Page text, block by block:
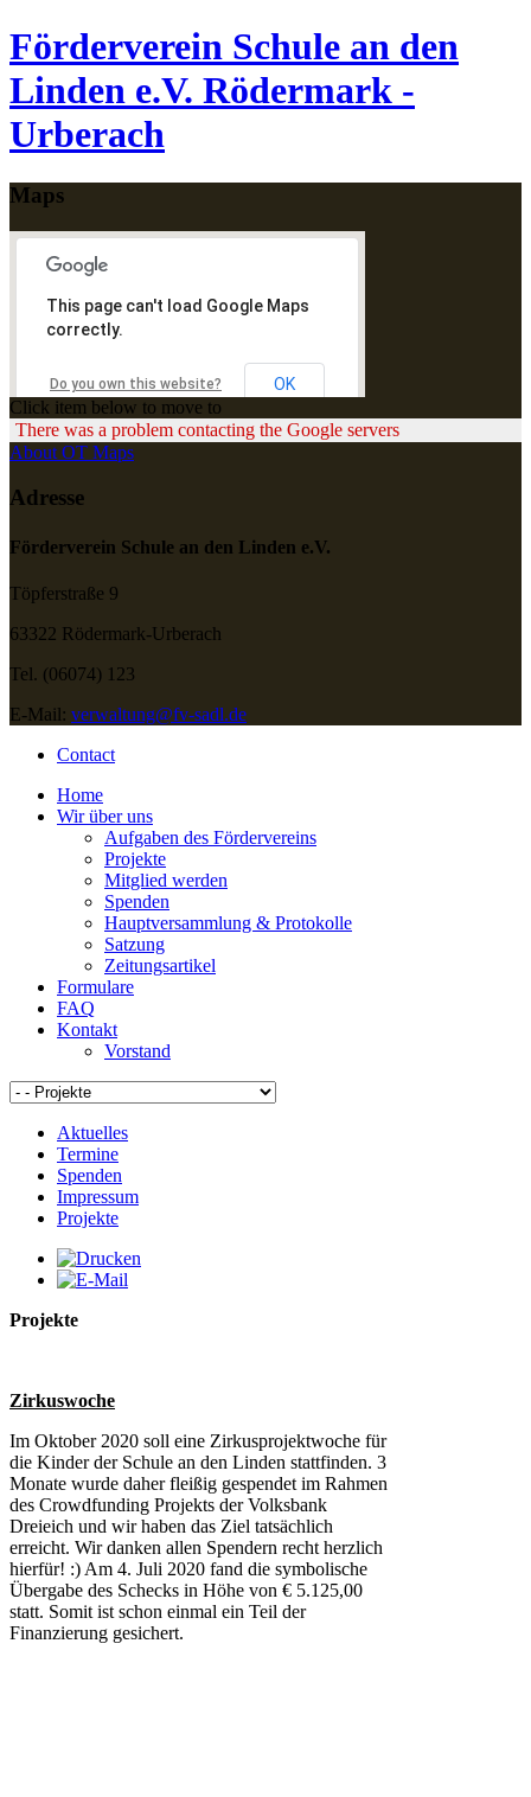
Förderverein Schule an den
Linden e.V. Rödermark -
Urberach
Maps
This page can't load Google Maps
correctly.
Do you own this website? OK
Click item below to move to
There was a problem contacting the Google servers
About OT Maps
Adresse
Förderverein Schule an den Linden e.V.
Töpferstraße 9
63322 Rödermark-Urberach
Tel. (06074) 123
E-Mail: verwaltung@fv-sadl.de
Contact
Home
Wir über uns
Aufgaben des Fördervereins
Projekte
Mitglied werden
Spenden
Hauptversammlung & Protokolle
Satzung
Zeitungsartikel
Formulare
FAQ
Kontakt
Vorstand
Aktuelles
Termine
Spenden
Impressum
Projekte
Projekte
Zirkuswoche
Im Oktober 2020 soll eine Zirkusprojektwoche für
die Kinder der Schule an den Linden stattfinden. 3
Monate wurde daher fleißig gespendet im Rahmen
des Crowdfunding Projekts der Volksbank
Dreieich und wir haben das Ziel tatsächlich
erreicht. Wir danken allen Spendern recht herzlich
hierfür! :) Am 4. Juli 2020 fand die symbolische
Übergabe des Schecks in Höhe von € 5.125,00
statt. Somit ist schon einmal ein Teil der
Finanzierung gesichert.